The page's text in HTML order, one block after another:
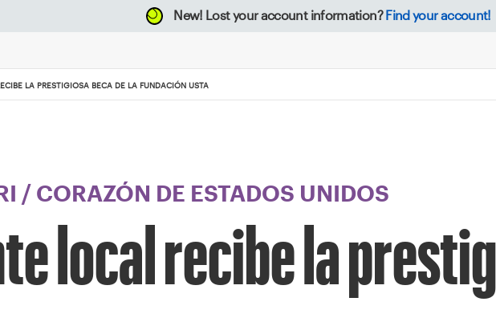
New! Lost your account information? Find your account!
LA PRESTIGIOSA BECA DE LA FUNDACIÓN USTA
/ CORAZÓN DE ESTADOS UNIDOS
local recibe la